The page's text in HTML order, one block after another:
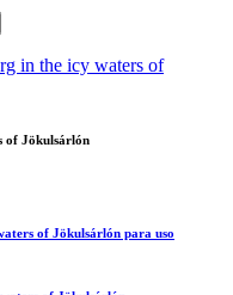
of Jökulsárlón
of Jökulsárlón para uso